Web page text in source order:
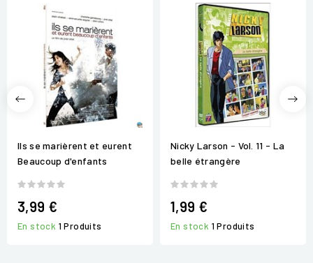
Ils se marièrent et eurent
Beaucoup d'enfants
3,99 €
En stock 1 Produits
Nicky Larson - Vol. 11 - La
belle étrangère
1,99 €
En stock 1 Produits